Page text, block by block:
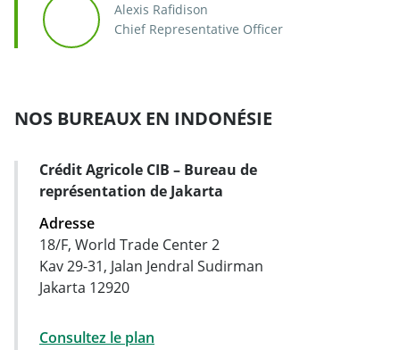
Alexis Rafidison
Chief Representative Officer
NOS BUREAUX EN INDONÉSIE
Carte d'adresse
Crédit Agricole CIB – Bureau de
représentation de Jakarta
Adresse
18/F, World Trade Center 2
Kav 29-31, Jalan Jendral Sudirman
Jakarta 12920
Consultez le plan